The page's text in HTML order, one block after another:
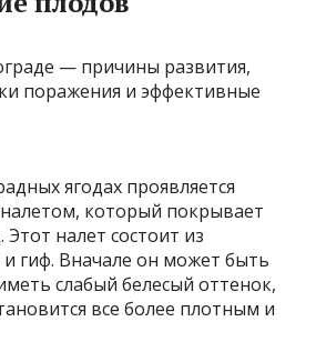
ягодах проявляется
который покрывает
Этот налет состоит из
гиф. Вначале он может быть
слабый белесый оттенок,
все более плотным и